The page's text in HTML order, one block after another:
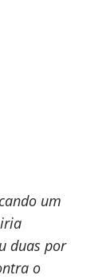
um
duas por
o